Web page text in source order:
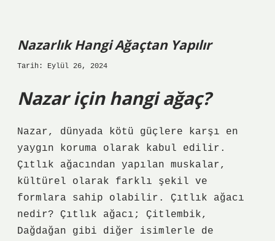
Nazarlık Hangi Ağaçtan Yapılır
Tarih: Eylül 26, 2024
Nazar için hangi ağaç?
Nazar, dünyada kötü güçlere karşı en
yaygın koruma olarak kabul edilir.
Çıtlık ağacından yapılan muskalar,
kültürel olarak farklı şekil ve
formlara sahip olabilir. Çıtlık ağacı
nedir? Çıtlık ağacı; Çitlembik,
Dağdağan gibi diğer isimlerle de